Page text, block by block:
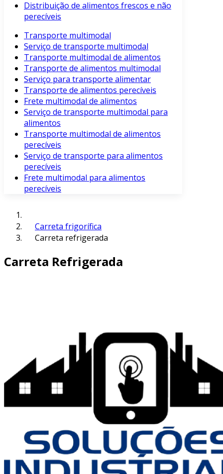
Distribuição de alimentos frescos e não
perecíveis
Transporte multimodal
Serviço de transporte multimodal
Transporte multimodal de alimentos
Transporte de alimentos multimodal
Serviço para transporte alimentar
Transporte de alimentos perecíveis
Frete multimodal de alimentos
Serviço de transporte multimodal para
alimentos
Transporte multimodal de alimentos
perecíveis
Serviço de transporte para alimentos
perecíveis
Frete multimodal para alimentos
perecíveis
Carreta frigorífica
Carreta refrigerada
Carreta Refrigerada